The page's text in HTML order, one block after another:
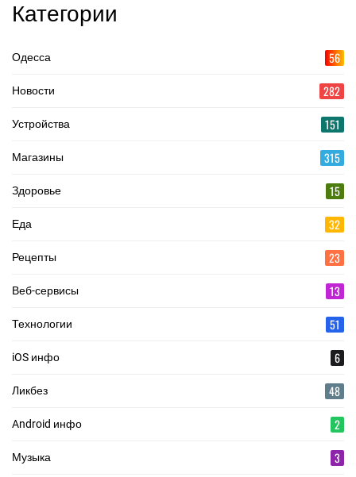
Категории
Одесса 56
Новости 282
Устройства 151
Магазины 315
Здоровье 15
Еда 32
Рецепты 23
Веб-сервисы 13
Технологии 51
iOS инфо 6
Ликбез 48
Android инфо 2
Музыка 3